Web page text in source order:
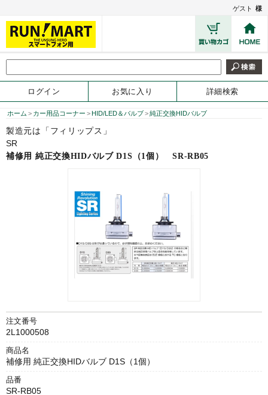
ゲスト 様
ログイン お気に入り 詳細検索
ホーム > カー用品コーナー >HID/LED＆バルブ>純正交換HIDバルブ
製造元は「フィリップス」
SR
補修用 純正交換HIDバルブ D1S（1個）SR-RB05
注文番号
2L1000508
商品名
補修用 純正交換HIDバルブ D1S（1個）
品番
SR-RB05